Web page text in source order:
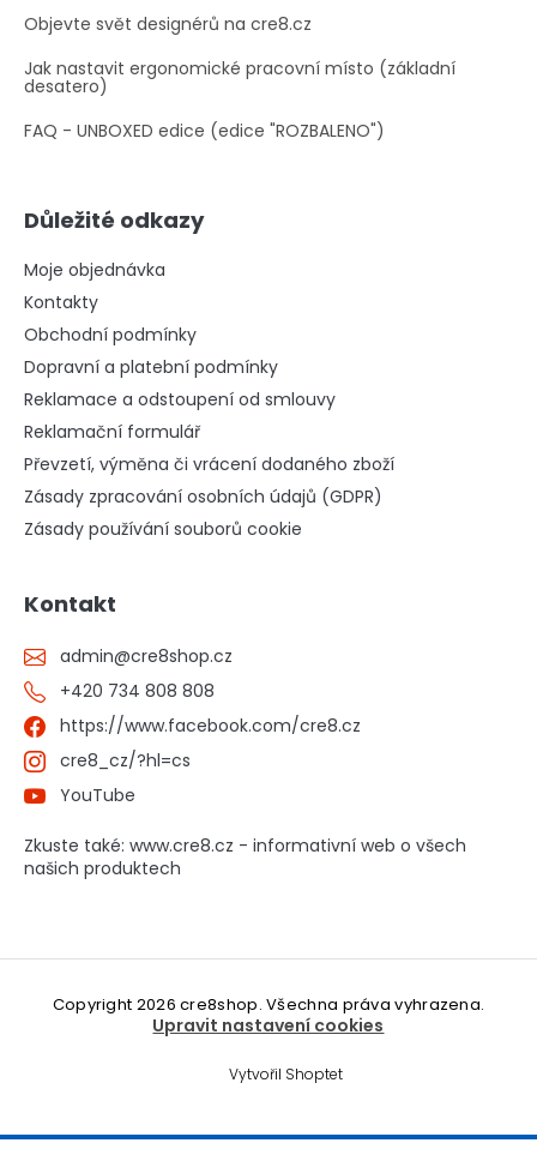
Objevte svět designérů na cre8.cz
Jak nastavit ergonomické pracovní místo (základní
desatero)
FAQ - UNBOXED edice (edice "ROZBALENO")
Důležité odkazy
Moje objednávka
Kontakty
Obchodní podmínky
Dopravní a platební podmínky
Reklamace a odstoupení od smlouvy
Reklamační formulář
Převzetí, výměna či vrácení dodaného zboží
Zásady zpracování osobních údajů (GDPR)
Zásady používání souborů cookie
Kontakt
admin@cre8shop.cz
+420 734 808 808
https://www.facebook.com/cre8.cz
cre8_cz/?hl=cs
YouTube
Zkuste také: www.cre8.cz - informativní web o všech
našich produktech
Vytvořil Shoptet
Copyright 2026cre8shop. Všechna práva vyhrazena.
Upravit nastavení cookies